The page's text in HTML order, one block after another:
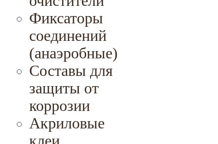
Фиксаторы
соединений
(анаэробные)
Составы для
защиты от
коррозии
Акриловые